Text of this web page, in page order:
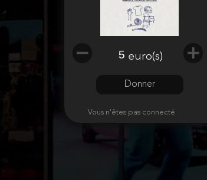
350 euros
euro(s)
Donner
Vous n'êtes pas connecté